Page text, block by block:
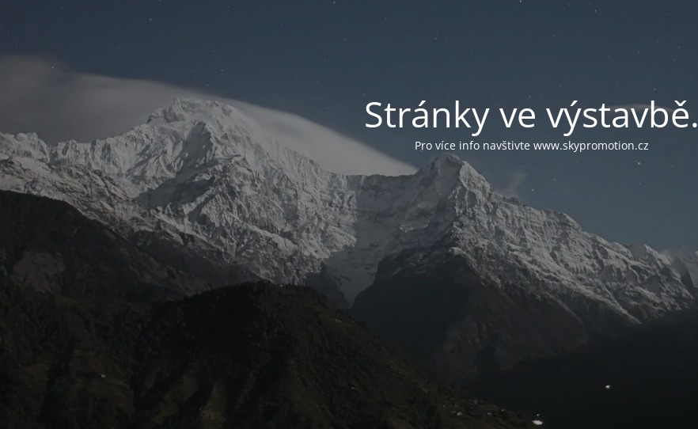
Stránky ve výstavbě.
Pro více info navštivte www.skypromotion.cz